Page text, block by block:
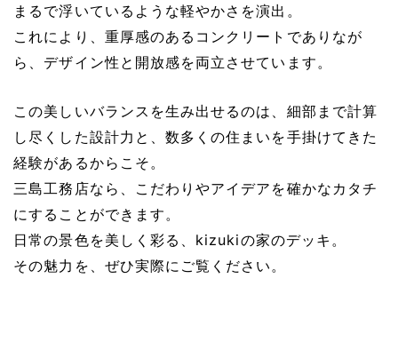
まるで浮いているような軽やかさを演出。
これにより、重厚感のあるコンクリートでありなが
ら、デザイン性と開放感を両立させています。
この美しいバランスを生み出せるのは、細部まで計算
し尽くした設計力と、数多くの住まいを手掛けてきた
経験があるからこそ。
三島工務店なら、こだわりやアイデアを確かなカタチ
にすることができます。
日常の景色を美しく彩る、kizukiの家のデッキ。
その魅力を、ぜひ実際にご覧ください。